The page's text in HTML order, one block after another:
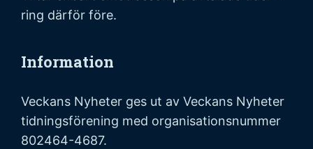
ring därför före.
Information
Veckans Nyheter ges ut av Veckans Nyheter
tidningsförening med organisationsnummer
802464-4687.